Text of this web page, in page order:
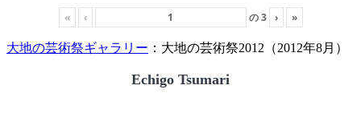
« ‹ の3 › »
大地の芸術祭ギャラリー ：大地の芸術祭2012（2012年8月）
Echigo Tsumari